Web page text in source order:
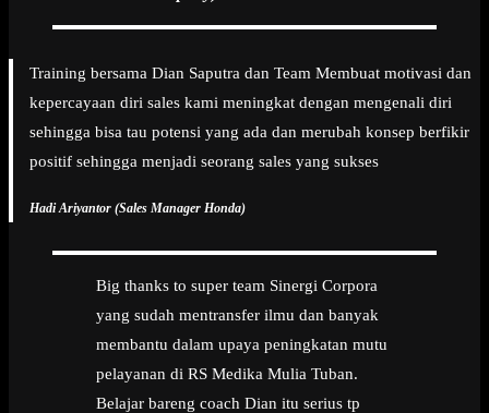
Training bersama Dian Saputra dan Team Membuat motivasi dan
kepercayaan diri sales kami meningkat dengan mengenali diri
sehingga bisa tau potensi yang ada dan merubah konsep berfikir
positif sehingga menjadi seorang sales yang sukses
Hadi Ariyantor (Sales Manager Honda)
Big thanks to super team Sinergi Corpora
yang sudah mentransfer ilmu dan banyak
membantu dalam upaya peningkatan mutu
pelayanan di RS Medika Mulia Tuban.
Belajar bareng coach Dian itu serius tp